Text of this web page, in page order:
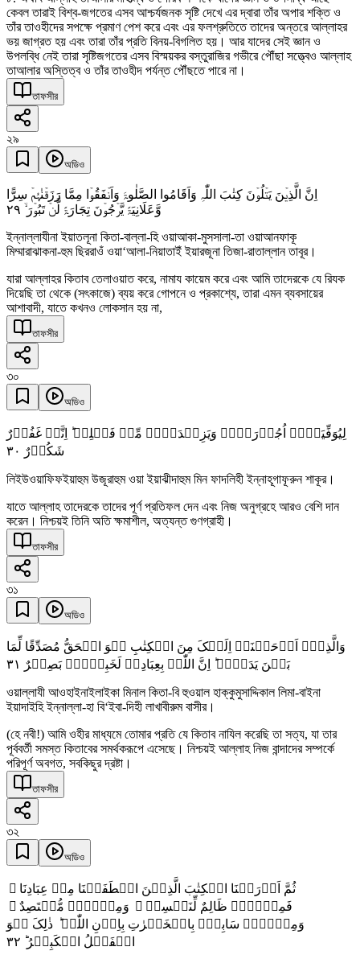
কেবল তারাই বিশ্ব-জগতের এসব আশ্চর্যজনক সৃষ্টি দেখে এর দ্বারা তাঁর অপার শক্তি ও
তাঁর তাওহীদের সপক্ষে প্রমাণ পেশ করে এবং এর ফলশ্রুতিতে তাদের অন্তরে আল্লাহর
ভয় জাগ্রত হয় এবং তারা তাঁর প্রতি বিনয়-বিগলিত হয়। আর যাদের সেই জ্ঞান ও
উপলব্ধি নেই তারা সৃষ্টিজগতের এসব বিস্ময়কর বস্তুরাজির গভীরে পৌঁছা সত্ত্বেও আল্লাহ
তাআলার অস্তিত্ব ও তাঁর তাওহীদ পর্যন্ত পৌঁছতে পারে না।
তাফসীর
২৯
অডিও
اِنَّ الَّذِیۡنَ یَتۡلُوۡنَ کِتٰبَ اللّٰہِ وَاَقَامُوا الصَّلٰوۃَ وَاَنۡفَقُوۡا مِمَّا رَزَقۡنٰہُمۡ سِرًّا
وَّعَلَانِیَۃً یَّرۡجُوۡنَ تِجَارَۃً لَّنۡ تَبُوۡرَ ۙ ٢٩
ইন্নাল্লাযীনা ইয়াতলূনা কিতা-বাল্লা-হি ওয়াআকা-মুসসালা-তা ওয়াআনফাকূ
মিম্মারাঝাকনা-হুম ছিররাওঁ ওয়া‘আলা-নিয়াতাইঁ ইয়ারজূনা তিজা-রাতাল্লান তাবূর।
যারা আল্লাহর কিতাব তেলাওয়াত করে, নামায কায়েম করে এবং আমি তাদেরকে যে রিযক
দিয়েছি তা থেকে (সৎকাজে) ব্যয় করে গোপনে ও প্রকাশ্যে, তারা এমন ব্যবসায়ের
আশাবাদী, যাতে কখনও লোকসান হয় না,
তাফসীর
৩০
অডিও
لِیُوَفِّیَہُمۡ اُجُوۡرَہُمۡ وَیَزِیۡدَہُمۡ مِّنۡ فَضۡلِہٖ ؕ اِنَّہٗ غَفُوۡرٌ
شَکُوۡرٌ ٣۰
লিইউওয়াফিফইয়াহুম উজূরাহুম ওয়া ইয়াঝীদাহুম মিন ফাদলিহী ইন্নাহূগাফূরুন শাকূর।
যাতে আল্লাহ তাদেরকে তাদের পূর্ণ প্রতিফল দেন এবং নিজ অনুগ্রহে আরও বেশি দান
করেন। নিশ্চয়ই তিনি অতি ক্ষমাশীল, অত্যন্ত গুণগ্রাহী।
তাফসীর
৩১
অডিও
وَالَّذِیۡۤ اَوۡحَیۡنَاۤ اِلَیۡکَ مِنَ الۡکِتٰبِ ہُوَ الۡحَقُّ مُصَدِّقًا لِّمَا
بَیۡنَ یَدَیۡہِ ؕ اِنَّ اللّٰہَ بِعِبَادِہٖ لَخَبِیۡرٌۢ بَصِیۡرٌ ٣١
ওয়াল্লাযী আওহাইনাইলাইকা মিনাল কিতা-বি হুওয়াল হাক্কুমুসাদ্দিকাল লিমা-বাইনা
ইয়াদাইহি ইন্নাল্লা-হা বি‘ইবা-দিহী লাখাবীরুম বাসীর।
(হে নবী!) আমি ওহীর মাধ্যমে তোমার প্রতি যে কিতাব নাযিল করেছি তা সত্য, যা তার
পূর্ববর্তী সমস্ত কিতাবের সমর্থকরূপে এসেছে। নিশ্চয়ই আল্লাহ নিজ বান্দাদের সম্পর্কে
পরিপূর্ণ অবগত, সবকিছুর দ্রষ্টা।
তাফসীর
৩২
অডিও
ثُمَّ اَوۡرَثۡنَا الۡکِتٰبَ الَّذِیۡنَ اصۡطَفَیۡنَا مِنۡ عِبَادِنَا ۚ
فَمِنۡہُمۡ ظَالِمٌ لِّنَفۡسِہٖ ۚ وَمِنۡہُمۡ مُّقۡتَصِدٌ ۚ
وَمِنۡہُمۡ سَابِقٌۢ بِالۡخَیۡرٰتِ بِاِذۡنِ اللّٰہِ ؕ ذٰلِکَ ہُوَ
الۡفَضۡلُ الۡکَبِیۡرُ ؕ ٣٢